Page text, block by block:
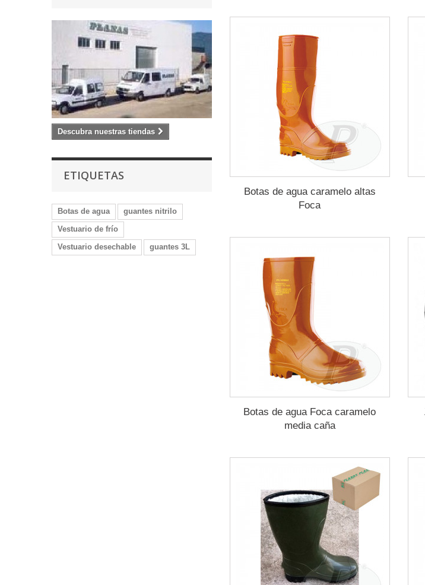
Descubra nuestras tiendas
ETIQUETAS
Botas de agua
guantes nitrilo
Vestuario de frío
Vestuario desechable
guantes 3L
Botas de agua caramelo altas
Foca
Botas de agua Foca caramelo
media caña